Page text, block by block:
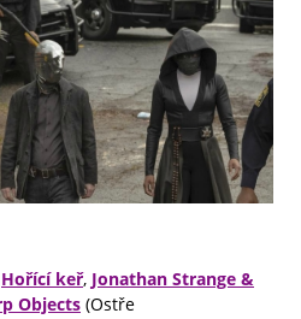
Hořící keř, Jonathan Strange &
Objects (Ostře